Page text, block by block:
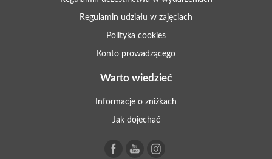
Regulamin udziału w zajęciach
Polityka cookies
Konto prowadzącego
Warto wiedzieć
Informacje o zniżkach
Jak dojechać